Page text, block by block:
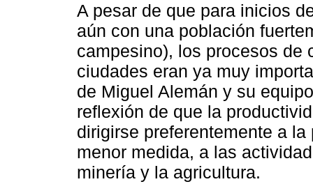
A pesar de que para inicios
aún con una población
campesino), los procesos de
ciudades eran ya muy
de Miguel Alemán y su
reflexión de que la
dirigirse preferentemente a
menor medida, a las
minería y la agricultura.